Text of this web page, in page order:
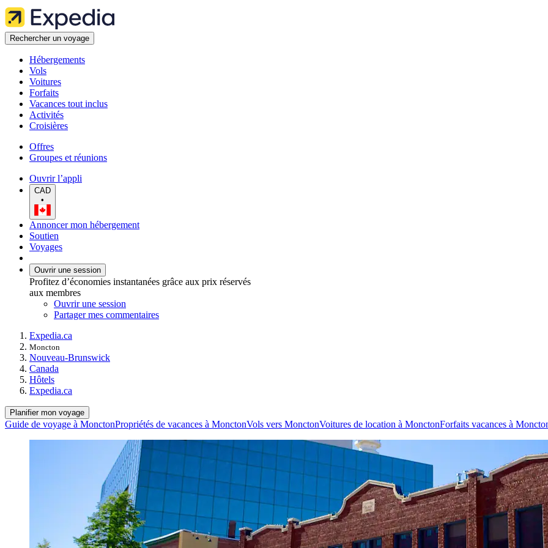
Rechercher un voyage
Hébergements
Vols
Voitures
Forfaits
Vacances tout inclus
Activités
Croisières
Offres
Groupes et réunions
Ouvrir l’appli
CAD
•
Annoncer mon hébergement
Soutien
Voyages
Ouvrir une session
Profitez d’économies instantanées grâce aux prix réservés
aux membres
Ouvrir une session
Partager mes commentaires
Expedia.ca
Moncton
Nouveau-Brunswick
Canada
Hôtels
Expedia.ca
Planifier mon voyage
Guide de voyage à MonctonPropriétés de vacances à MonctonVols vers MonctonVoitures de location à MonctonForfaits vacances à